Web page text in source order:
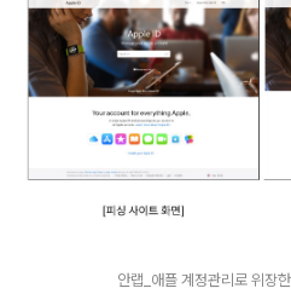
안랩_애플 계정관리로 위장